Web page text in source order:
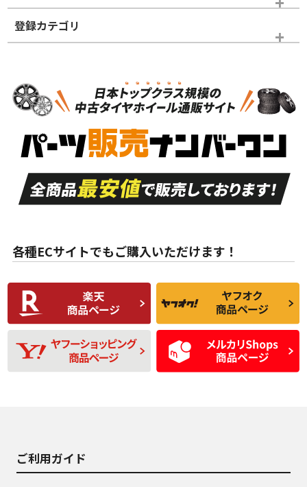
ホイールランク
S
品）
S
新車外し品（新古
付き
A
走行距離も少なく、
目立つ傷もほとんど
ない中古品
A
走行距離も少なく、
非常に状態の良い中
古品
な中古品
んどない中古品
C
比較的きれいな中古
品
C
られるが、使用に問
題のない中古品
D
使用感や目立つ傷が
あり、一般的な中古
品
D
残り溝も少なく、偏
磨耗がみられ、短期
間使用できるくらい
の中古品
登録カテゴリ
スタッドレスタイヤホイールセット
各種ECサイトでもご購入いただけます！
ご利用ガイド